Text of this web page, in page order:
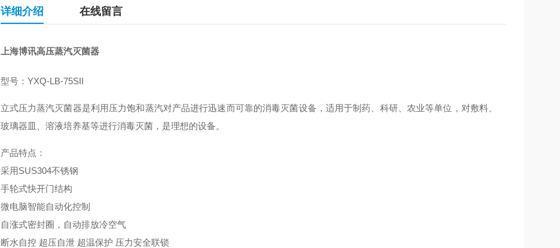
详细介绍 在线留言
上海博讯高压蒸汽灭菌器
型号：YXQ-LB-75SII
立式压力蒸汽灭菌器是利用压力饱和蒸汽对产品进行迅速而可靠的消毒灭菌设备，适用于制药、科研、农业等单位，对敷料、
玻璃器皿、溶液培养基等进行消毒灭菌，是理想的设备。
产品特点：
采用SUS304不锈钢
手轮式快开门结构
微电脑智能自动化控制
自涨式密封圈，自动排放冷空气
断水自控 超压自泄 超温保护 压力安全联锁